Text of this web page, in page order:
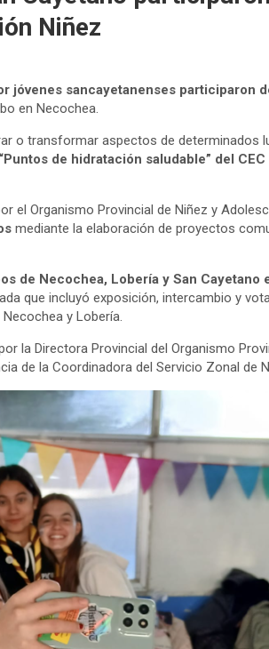
Niñez
jóvenes sancayetanenses participaron
en Necochea.
o transformar aspectos de determinados
de hidratación saludable” del
el Organismo Provincial de Niñez y
mediante la elaboración de proyectos
de Necochea, Lobería y San
que incluyó exposición, intercambio y
y Lobería.
la Directora Provincial del Organismo
de la Coordinadora del Servicio Zonal de